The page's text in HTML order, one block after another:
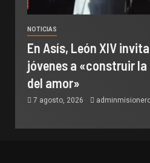
NOTICIAS
En Asís, León XIV
jóvenes a «construir
del amor»
7 agosto, 2026